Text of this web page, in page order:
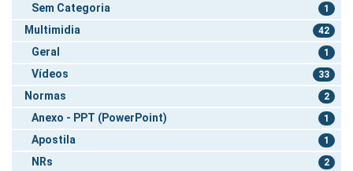
Sem Categoria 1
Multimidia 42
Geral 1
Vídeos 33
Normas 2
Anexo - PPT (PowerPoint) 1
Apostila 1
NRs 2